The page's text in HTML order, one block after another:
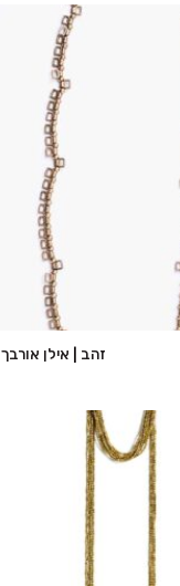
שרשרת WIDO | זהב | אילן אורבך